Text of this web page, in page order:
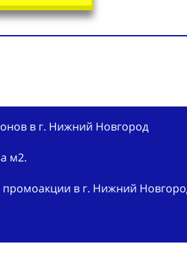
в г. Нижний Новгород
м2.
промоакции в г. Нижний